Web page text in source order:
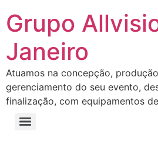
Grupo
Janeiro
Atuamos na concepção,
gerenciamento do seu evento,
finalização, com equipamentos